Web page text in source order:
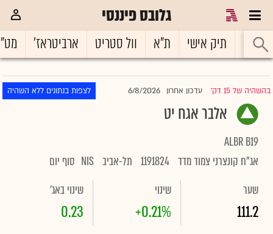
גלובס פיננסי
ראשי תיק אישי ת"א וול סטריט ארביטראז'
בהשהיה של 15 דק' |עדכון אחרון 6/8/2026 לצפות בנתונים ללא השהיה
אלבר אגח יט
ALBR B19
אג"ח קונצרני צמוד מדד 1191824 תל-אביב NIS סוף יום
שער
111.2
שינוי
+0.21%
שינוי באג'
0.23